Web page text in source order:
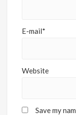
E-mail*
Website
Save my